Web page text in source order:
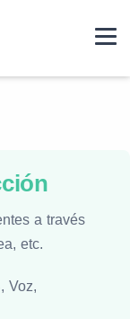
a través
etc.
Voz,